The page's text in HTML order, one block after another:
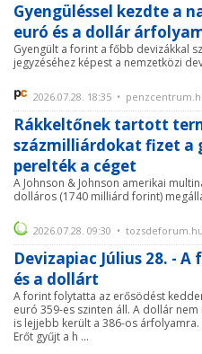
Gyengüléssel kezdte a
euró és a dollár
Gyengült a forint a főbb devizákkal
jegyzéséhez képest a nemzetközi
2026.07.28. 18:35 •
Rákkeltőnek tartott
százmilliárdokat fizet a
perelték a céget
A Johnson & Johnson amerikai
dolláros (1740 milliárd forint)
2026.07.28. 09:30 • tozsdeforum.hu
Devizapiac Július 28. -
és a dollárt
A forint folytatta az erősödést
euró 359-es szinten áll. A dollár
is lejjebb került a 386-os
Erőt gyűjt a h ...